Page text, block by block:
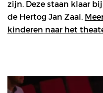
zijn. Deze staan klaar
de Hertog Jan Zaal.
kinderen naar het